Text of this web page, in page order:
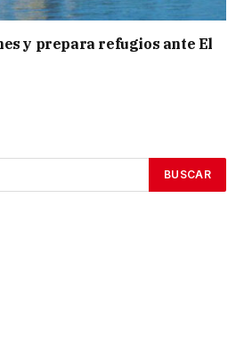
y prepara refugios ante El